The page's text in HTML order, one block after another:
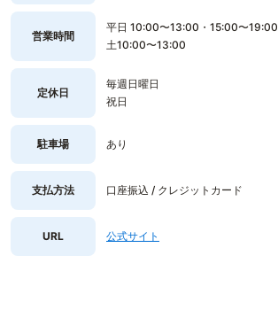
営業時間
平日 10:00〜13:00・15:00〜19:00
土10:00〜13:00
定休日
毎週日曜日
祝日
駐車場 あり
支払方法 口座振込 / クレジットカード
URL 公式サイト